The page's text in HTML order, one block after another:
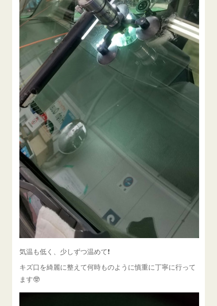
気温も低く、少しずつ温めて❗️
キズ口を綺麗に整えて何時ものように慎重に丁寧に行って
ます🤓